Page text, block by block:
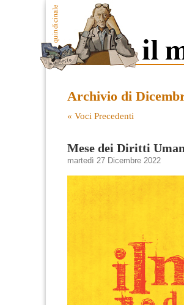
Archivio di
« Voci Precedenti
Mese dei Diritti
martedì 27 Dicembre 2022